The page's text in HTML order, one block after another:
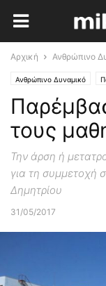
Αρχική Ανθρώπινο
Ανθρώπινο Δυναμικό
τους
Την άρση ή
για τη συμμετοχή
Δημητρίου
31/05/2017